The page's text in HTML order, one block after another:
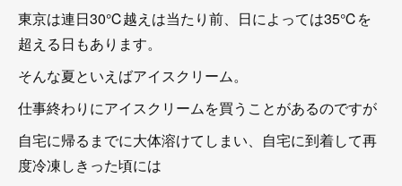
東京は連日30℃越えは当たり前、日によっては35℃を
超える日もあります。
そんな夏といえばアイスクリーム。
仕事終わりにアイスクリームを買うことがあるのですが
自宅に帰るまでに大体溶けてしまい、自宅に到着して再
度冷凍しきった頃には